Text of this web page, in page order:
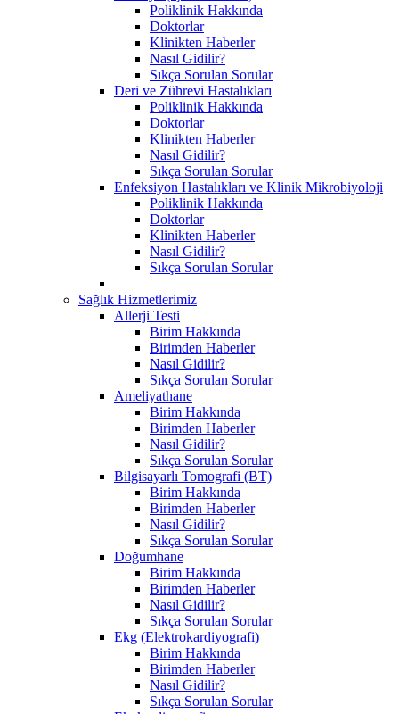
Poliklinik Hakkında
Doktorlar
Klinikten Haberler
Nasıl Gidilir?
Sıkça Sorulan Sorular
Deri ve Zührevi Hastalıkları
Poliklinik Hakkında
Doktorlar
Klinikten Haberler
Nasıl Gidilir?
Sıkça Sorulan Sorular
Enfeksiyon Hastalıkları ve Klinik Mikrobiyoloji
Poliklinik Hakkında
Doktorlar
Klinikten Haberler
Nasıl Gidilir?
Sıkça Sorulan Sorular
Sağlık Hizmetlerimiz
Allerji Testi
Birim Hakkında
Birimden Haberler
Nasıl Gidilir?
Sıkça Sorulan Sorular
Ameliyathane
Birim Hakkında
Birimden Haberler
Nasıl Gidilir?
Sıkça Sorulan Sorular
Bilgisayarlı Tomografi (BT)
Birim Hakkında
Birimden Haberler
Nasıl Gidilir?
Sıkça Sorulan Sorular
Doğumhane
Birim Hakkında
Birimden Haberler
Nasıl Gidilir?
Sıkça Sorulan Sorular
Ekg (Elektrokardiyografi)
Birim Hakkında
Birimden Haberler
Nasıl Gidilir?
Sıkça Sorulan Sorular